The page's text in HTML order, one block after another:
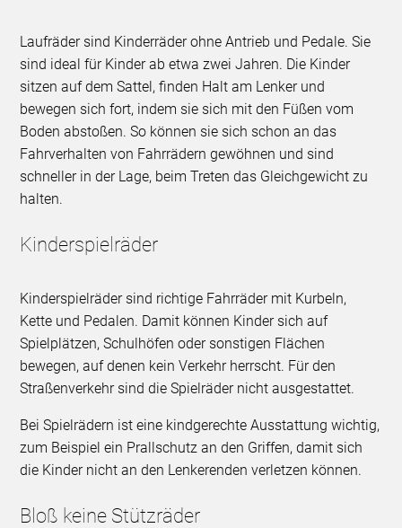
Laufräder sind Kinderräder ohne Antrieb und Pedale. Sie
sind ideal für Kinder ab etwa zwei Jahren. Die Kinder
sitzen auf dem Sattel, finden Halt am Lenker und
bewegen sich fort, indem sie sich mit den Füßen vom
Boden abstoßen. So können sie sich schon an das
Fahrverhalten von Fahrrädern gewöhnen und sind
schneller in der Lage, beim Treten das Gleichgewicht zu
halten.
Kinderspielräder
Kinderspielräder sind richtige Fahrräder mit Kurbeln,
Kette und Pedalen. Damit können Kinder sich auf
Spielplätzen, Schulhöfen oder sonstigen Flächen
bewegen, auf denen kein Verkehr herrscht. Für den
Straßenverkehr sind die Spielräder nicht ausgestattet.
Bei Spielrädern ist eine kindgerechte Ausstattung wichtig,
zum Beispiel ein Prallschutz an den Griffen, damit sich
die Kinder nicht an den Lenkerenden verletzen können.
Bloß keine Stützräder